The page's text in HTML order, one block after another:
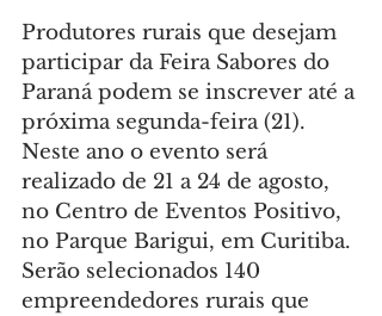
Produtores rurais que desejam
participar da Feira Sabores do
Paraná podem se inscrever até a
próxima segunda-feira (21).
Neste ano o evento será
realizado de 21 a 24 de agosto,
no Centro de Eventos Positivo,
no Parque Barigui, em Curitiba.
Serão selecionados 140
empreendedores rurais que